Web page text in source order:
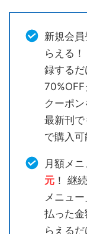
新規会
らえる
録する
クーポ
最新刊
で購入可
月額メ
元 ！ 継
メニュ
払った
らえる